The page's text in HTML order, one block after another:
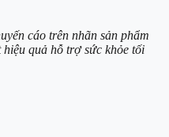
cáo trên nhãn sản phẩm
quả hỗ trợ sức khỏe tối